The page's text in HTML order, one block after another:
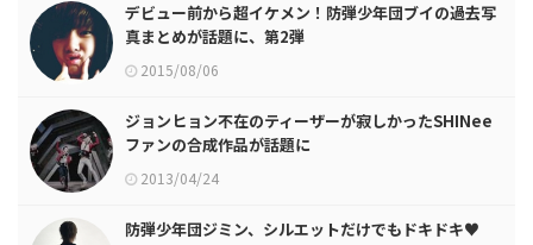
デビュー前から超イケメン！防弾少年団ブイの過去写
真まとめが話題に、第2弾
2015/08/06
ジョンヒョン不在のティーザーが寂しかったSHINee
ファンの合成作品が話題に
2013/04/24
防弾少年団ジミン、シルエットだけでもドキドキ♥